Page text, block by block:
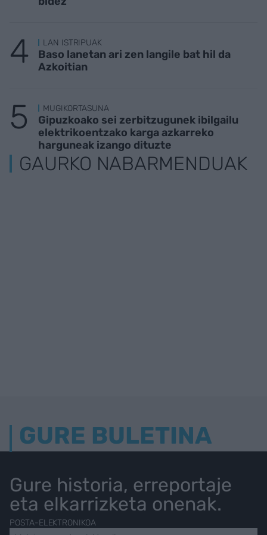
LAN ISTRIPUAK
Baso lanetan ari zen langile bat hil da
Azkoitian
MUGIKORTASUNA
Gipuzkoako sei zerbitzugunek ibilgailu
elektrikoentzako karga azkarreko
harguneak izango dituzte
GAURKO NABARMENDUAK
GURE BULETINA
Gure historia, erreportaje
eta elkarrizketa onenak.
POSTA-ELEKTRONIKOA